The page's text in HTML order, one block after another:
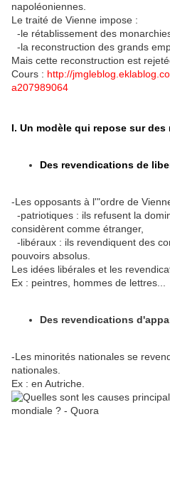
napoléoniennes.
Le traité de Vienne impose :
-le rétablissement des
-la reconstruction des grands
Mais cette reconstruction est
Cours : http://
a207989064
I. Un modèle qui repose sur
Des revendications de
-Les opposants à l'"ordre de
-patriotiques : ils refusent la
considèrent comme étranger,
-libéraux : ils revendiquent des
pouvoirs absolus.
Les idées libérales et les
Ex : peintres, hommes de lettres...
Des revendications
-Les minorités nationales se
nationales.
Ex : en Autriche.